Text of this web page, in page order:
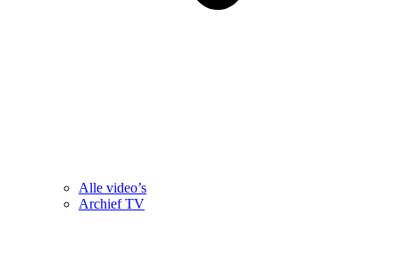
Alle video’s
Archief TV